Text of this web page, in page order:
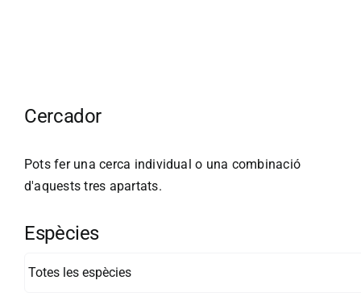
Cercador
Pots fer una cerca individual o una combinació
d'aquests tres apartats.
Espècies